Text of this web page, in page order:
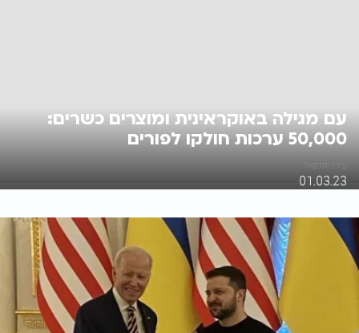
עם מגילה באוקראינית ומוצרים כשרים:
50,000 ערכות חולקו לפורים
עידו יחזקאל
01.03.23